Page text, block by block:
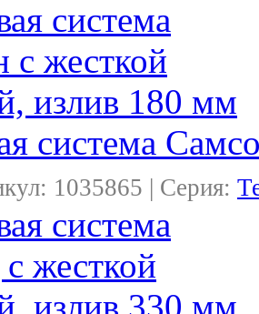
система
1035865 | Серия: